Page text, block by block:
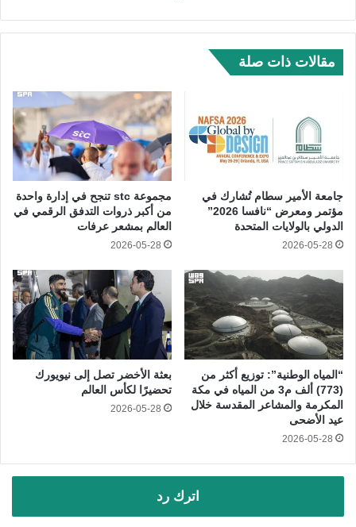
الوي
مقالات ذات صلة
جامعة الأمير سطام تُشارك في
مؤتمر ومعرض “نافسا 2026”
الدولي بالولايات المتحدة
2026-05-28
مجموعة stc تنجح في إدارة واحدة
من أكبر ذروات التدفق الرقمي في
العالم بمشعر عرفات
2026-05-28
“المياه الوطنية”: توزيع أكثر من
(773) ألف م3 من المياه في مكة
المكرمة والمشاعر المقدسة خلال
عيد الأضحى
2026-05-28
بعثة الأخضر تصل إلى نيويورك
تحضيرًا لكأس العالم
2026-05-28
اترك رد